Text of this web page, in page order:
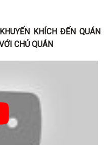
KHÍCH ĐẾN QUÁN
CHỦ QUÁN